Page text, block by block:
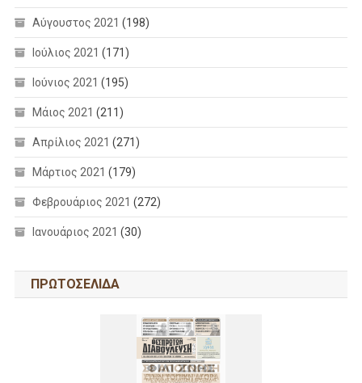
Αύγουστος 2021 (198)
Ιούλιος 2021 (171)
Ιούνιος 2021 (195)
Μάιος 2021 (211)
Απρίλιος 2021 (271)
Μάρτιος 2021 (179)
Φεβρουάριος 2021 (272)
Ιανουάριος 2021 (30)
ΠΡΩΤΟΣΕΛΙΔΑ